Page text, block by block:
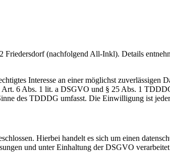
(nachfolgend All-Inkl). Details
Interesse an einer möglichst zuverlässigen
6 Abs. 1 lit. a DSGVO und § 25 Abs. 1
des TDDDG umfasst. Die Einwilligung ist
Hierbei handelt es sich um einen
und unter Einhaltung der DSGVO